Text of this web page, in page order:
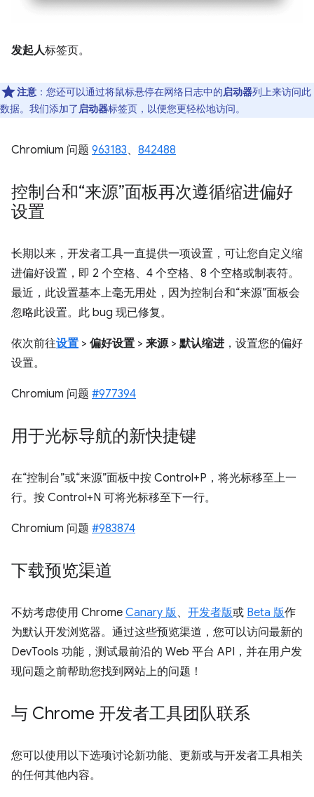
发起人标签页。
注意 ：您还可以通过将鼠标悬停在网络日志中的启动器列上来访问此
数据。我们添加了启动器标签页，以便您更轻松地访问。
Chromium 问题 963183、 842488
控制台和“来源”面板再次遵循缩进偏好
设置
长期以来，开发者工具一直提供一项设置，可让您自定义缩
进偏好设置，即 2 个空格、4 个空格、8 个空格或制表符。
最近，此设置基本上毫无用处，因为控制台和“来源”面板会
忽略此设置。此 bug 现已修复。
依次前往设置 > 偏好设置 > 来源> 默认缩进 ，设置您的偏好
设置。
Chromium 问题 #977394
用于光标导航的新快捷键
在“控制台”或“来源”面板中按 Control+P，将光标移至上一
行。按 Control+N 可将光标移至下一行。
Chromium 问题 #983874
下载预览渠道
不妨考虑使用 Chrome Canary 版、 开发者版或 Beta 版作
为默认开发浏览器。通过这些预览渠道，您可以访问最新的
DevTools 功能，测试最前沿的 Web 平台 API，并在用户发
现问题之前帮助您找到网站上的问题！
与 Chrome 开发者工具团队联系
您可以使用以下选项讨论新功能、更新或与开发者工具相关
的任何其他内容。